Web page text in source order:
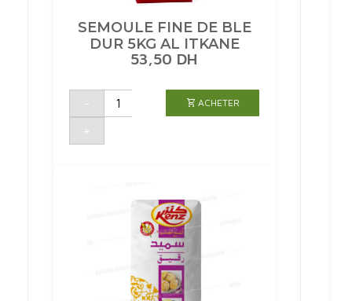
SEMOULE FINE DE BLE
DUR 5KG AL ITKANE
53,50 DH
-
quantité
SEMOULE
BLE
+
ACHETER